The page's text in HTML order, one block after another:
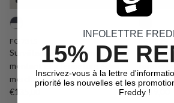
FGI731S
Survêtement pour femmes à col
montant et à fermeture éclair,
merchandising de la FGI
Prix habituel
€135,00
rond en
Prix
€119,00
INFOLETTRE
15% DE
Inscrivez-vous à la lettre
priorité les nouvelles et les
Freddy !